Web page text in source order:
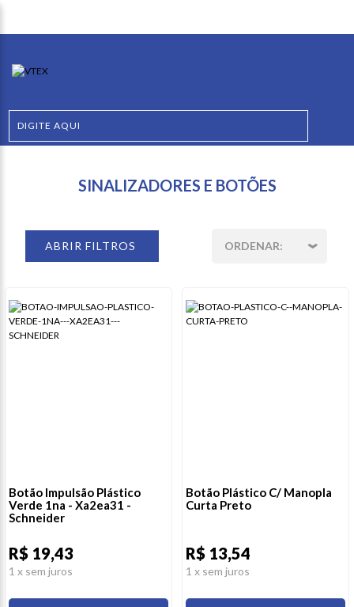
SINALIZADORES E BOTÕES
ABRIR FILTROS
Botão Impulsão Plástico
Verde 1na - Xa2ea31 -
Schneider
R$ 19,43
1 x sem juros
Botão Plástico C/ Manopla
Curta Preto
R$ 13,54
1 x sem juros